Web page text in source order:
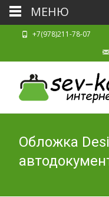
+7(978)211-78-07
Обложка
МЕНЮ